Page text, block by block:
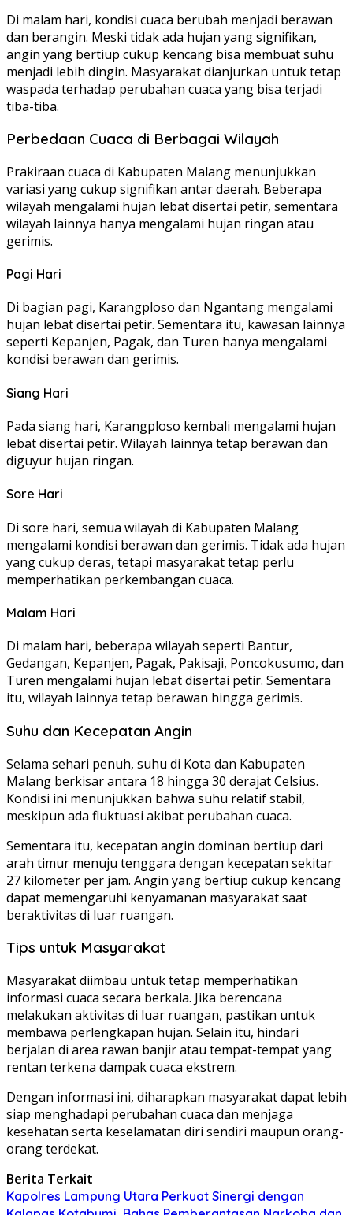
Di malam hari, kondisi cuaca berubah menjadi berawan
dan berangin. Meski tidak ada hujan yang signifikan,
angin yang bertiup cukup kencang bisa membuat suhu
menjadi lebih dingin. Masyarakat dianjurkan untuk tetap
waspada terhadap perubahan cuaca yang bisa terjadi
tiba-tiba.
Perbedaan Cuaca di Berbagai Wilayah
Prakiraan cuaca di Kabupaten Malang menunjukkan
variasi yang cukup signifikan antar daerah. Beberapa
wilayah mengalami hujan lebat disertai petir, sementara
wilayah lainnya hanya mengalami hujan ringan atau
gerimis.
Pagi Hari
Di bagian pagi, Karangploso dan Ngantang mengalami
hujan lebat disertai petir. Sementara itu, kawasan lainnya
seperti Kepanjen, Pagak, dan Turen hanya mengalami
kondisi berawan dan gerimis.
Siang Hari
Pada siang hari, Karangploso kembali mengalami hujan
lebat disertai petir. Wilayah lainnya tetap berawan dan
diguyur hujan ringan.
Sore Hari
Di sore hari, semua wilayah di Kabupaten Malang
mengalami kondisi berawan dan gerimis. Tidak ada hujan
yang cukup deras, tetapi masyarakat tetap perlu
memperhatikan perkembangan cuaca.
Malam Hari
Di malam hari, beberapa wilayah seperti Bantur,
Gedangan, Kepanjen, Pagak, Pakisaji, Poncokusumo, dan
Turen mengalami hujan lebat disertai petir. Sementara
itu, wilayah lainnya tetap berawan hingga gerimis.
Suhu dan Kecepatan Angin
Selama sehari penuh, suhu di Kota dan Kabupaten
Malang berkisar antara 18 hingga 30 derajat Celsius.
Kondisi ini menunjukkan bahwa suhu relatif stabil,
meskipun ada fluktuasi akibat perubahan cuaca.
Sementara itu, kecepatan angin dominan bertiup dari
arah timur menuju tenggara dengan kecepatan sekitar
27 kilometer per jam. Angin yang bertiup cukup kencang
dapat memengaruhi kenyamanan masyarakat saat
beraktivitas di luar ruangan.
Tips untuk Masyarakat
Masyarakat diimbau untuk tetap memperhatikan
informasi cuaca secara berkala. Jika berencana
melakukan aktivitas di luar ruangan, pastikan untuk
membawa perlengkapan hujan. Selain itu, hindari
berjalan di area rawan banjir atau tempat-tempat yang
rentan terkena dampak cuaca ekstrem.
Dengan informasi ini, diharapkan masyarakat dapat lebih
siap menghadapi perubahan cuaca dan menjaga
kesehatan serta keselamatan diri sendiri maupun orang-
orang terdekat.
Berita Terkait
Kapolres Lampung Utara Perkuat Sinergi dengan